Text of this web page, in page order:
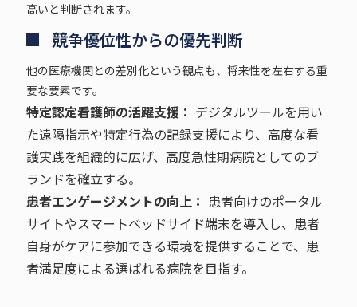
高いと判断されます。
競争優位性からの優先判断
他の医療機関との差別化という観点も、将来性を左右する重
要な要素です。
特定認定看護師の活躍支援： デジタルツールを用い
た遠隔指示や特定行為の記録支援により、高度な看
護実践を組織的に広げ、高度急性期病院としてのブ
ランドを確立する。
患者エンゲージメントの向上： 患者向けのポータル
サイトやスマートベッドサイド端末を導入し、患者
自身がケアに参加できる環境を提供することで、患
者満足度による選ばれる病院を目指す。